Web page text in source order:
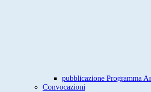
pubblicazione Programma
Convocazioni